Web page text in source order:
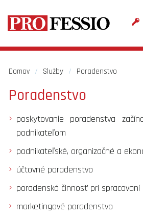
PROFESSIO
Služby
Kontakt
Domov / Služby / Poradenstvo
Poradenstvo
poskytovanie poradenstva
podnikateľom
podnikateľské, organizačné a
účtovné poradenstvo
poradenská činnosť pri spracovaní
marketingové poradenstvo